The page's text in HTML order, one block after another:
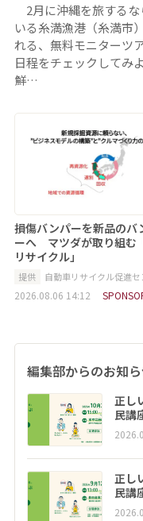
2月に沖縄を旅するな
いる糸満漁港（糸満市
れる、無料モニターツ
日程をチェックしてみ
鮮…
損傷バンパーを新品のバ
ーへ マツダが取り組む
リサイクル」
提供 自動車リサイクル促進セ
2026.08.06 14:12
編集部からのお知
正し
民講
正し
民講